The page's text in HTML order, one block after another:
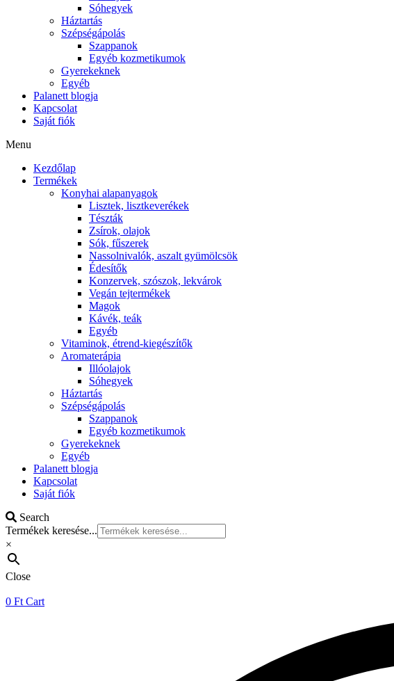
Sóhegyek
Háztartás
Szépségápolás
Szappanok
Egyéb kozmetikumok
Gyerekeknek
Egyéb
Palanett blogja
Kapcsolat
Saját fiók
Menu
Kezdőlap
Termékek
Konyhai alapanyagok
Lisztek, lisztkeverékek
Tészták
Zsírok, olajok
Sók, fűszerek
Nassolnivalók, aszalt gyümölcsök
Édesítők
Konzervek, szószok, lekvárok
Vegán tejtermékek
Magok
Kávék, teák
Egyéb
Vitaminok, étrend-kiegészítők
Aromaterápia
Illóolajok
Sóhegyek
Háztartás
Szépségápolás
Szappanok
Egyéb kozmetikumok
Gyerekeknek
Egyéb
Palanett blogja
Kapcsolat
Saját fiók
Search
Termékek keresése...
×
Close
0 Ft Cart